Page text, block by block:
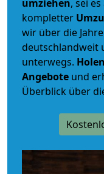
umziehen, sei es
kompletter
wir über die
deutschlandweit
unterwegs.
Angebote und
Überblick über